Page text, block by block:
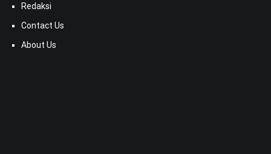
Redaksi
Contact Us
About Us